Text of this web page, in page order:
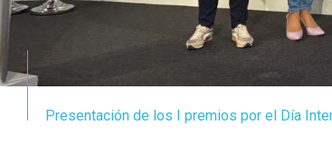
Presentación de los I premios por el Día